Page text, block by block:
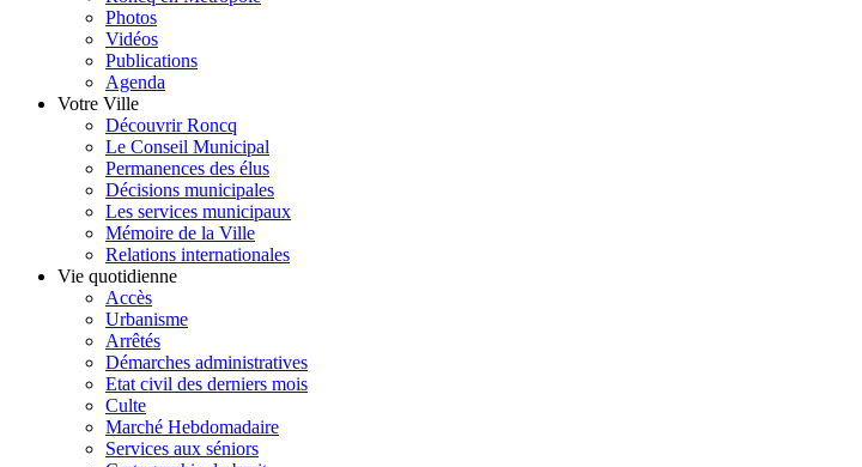
Photos
Vidéos
Publications
Agenda
Votre Ville
Découvrir Roncq
Le Conseil Municipal
Permanences des élus
Décisions municipales
Les services municipaux
Mémoire de la Ville
Relations internationales
Vie quotidienne
Accès
Urbanisme
Arrêtés
Démarches administratives
Etat civil des derniers mois
Culte
Marché Hebdomadaire
Services aux séniors